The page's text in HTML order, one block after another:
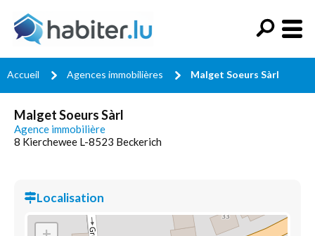
Accueil Agences immobilières Malget Soeurs Sàrl
Malget Soeurs Sàrl
Agence immobilière
8 Kierchewee L-8523 Beckerich
Localisation